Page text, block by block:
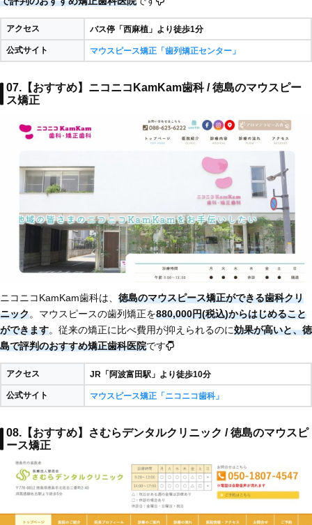
アクセス バス停「西麻植」より徒歩1分
公式サイト マウスピース矯正「歯列矯正センター」
07.【おすすめ】ニコニコKamKam歯科 / 徳島のマウスピー
ス矯正
ニコニコKamKam歯科は、 徳島のマウスピース矯正ができる歯科クリ
ニック。マウスピースの歯列矯正を880,000円(税込)からはじめること
ができます。従来の矯正に比べ費用が抑えられるのに効果が高いと、徳
島で評判のおすすめ矯正歯科医院です
アクセス JR「阿波富田駅」より徒歩10分
公式サイト マウスピース矯正「ニコニコ歯科」
08.【おすすめ】さむらデンタルクリニック / 徳島のマウスピ
ース矯正